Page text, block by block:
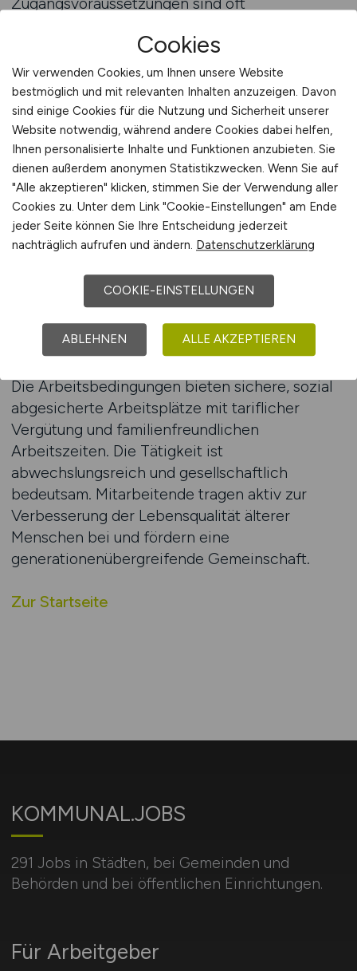
Ausbildungen sowie Erfahrungen im
Seniorenbereich. Kommunen fördern
Weiterbildungen in Gerontologie, Sozialarbeit
und Projektmanagement. Karrierewege führen
von der praktischen Arbeit bis zu Leitungs- und
Koordinationsfunktionen in der Seniorenarbeit.
Quereinsteiger mit einschlägiger Erfahrung und
Engagement finden ebenfalls
Einstiegsmöglichkeiten.
Arbeitsbedingungen und
Perspektiven
Die Arbeitsbedingungen bieten sichere, sozial
abgesicherte Arbeitsplätze mit tariflicher
Vergütung und familienfreundlichen
Arbeitszeiten. Die Tätigkeit ist
abwechslungsreich und gesellschaftlich
bedeutsam. Mitarbeitende tragen aktiv zur
Verbesserung der Lebensqualität älterer
Menschen bei und fördern eine
generationenübergreifende Gemeinschaft.
Zur Startseite
KOMMUNAL.JOBS
291 Jobs in Städten, bei Gemeinden und
Behörden und bei öffentlichen Einrichtungen.
Für Arbeitgeber
Cookies
Wir verwenden Cookies, um Ihnen unsere Website
bestmöglich und mit relevanten Inhalten anzuzeigen. Davon
sind einige Cookies für die Nutzung und Sicherheit unserer
Website notwendig, während andere Cookies dabei helfen,
Ihnen personalisierte Inhalte und Funktionen anzubieten. Sie
dienen außerdem anonymen Statistikzwecken. Wenn Sie auf
"Alle akzeptieren" klicken, stimmen Sie der Verwendung aller
Cookies zu. Unter dem Link "Cookie-Einstellungen" am Ende
jeder Seite können Sie Ihre Entscheidung jederzeit
nachträglich aufrufen und ändern. Datenschutzerklärung
COOKIE-EINSTELLUNGEN
ABLEHNEN ALLE AKZEPTIEREN